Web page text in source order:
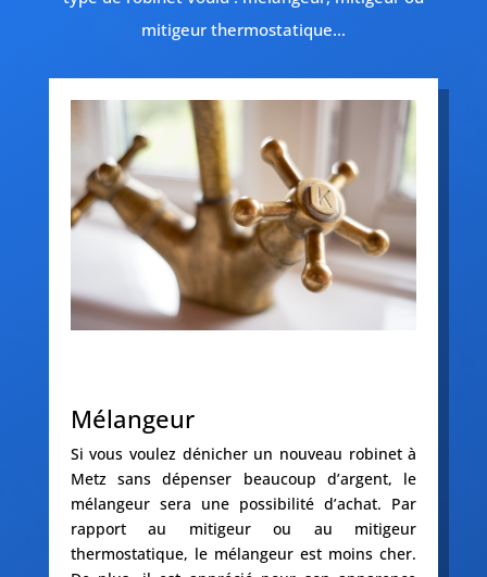
mitigeur thermostatique…
Mélangeur
Si vous voulez dénicher un nouveau robinet à
Metz sans dépenser beaucoup d’argent, le
mélangeur sera une possibilité d’achat. Par
rapport au mitigeur ou au mitigeur
thermostatique, le mélangeur est moins cher.